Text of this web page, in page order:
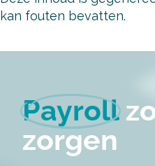
kan fouten bevatten.
Payroll
zorgen